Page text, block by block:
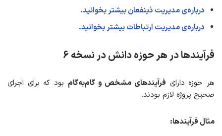
درباره‎‌ی مدیریت ذینفعان بیشتر بخوانید.
درباره‌ی مدیریت ارتباطات بیشتر بخوانید.
فرآیندها در هر حوزه دانشدرنسخه ۶
هر حوزه دارای فرآیندهای مشخص و گام‌به‌گام بود که برای اجرای
صحیح پروژه لازم بودند.
مثال فرآیندها: